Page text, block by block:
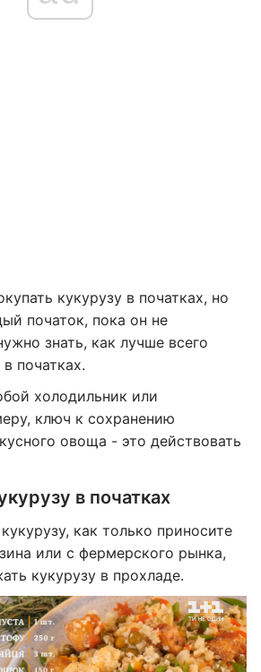
кукурузу в початках, но
початок, пока он не
знать, как лучше всего
початках.
холодильник или
ключ к сохранению
овоща - это действовать
в початках
как только приносите
или с фермерского рынка,
кукурузу в прохладе.